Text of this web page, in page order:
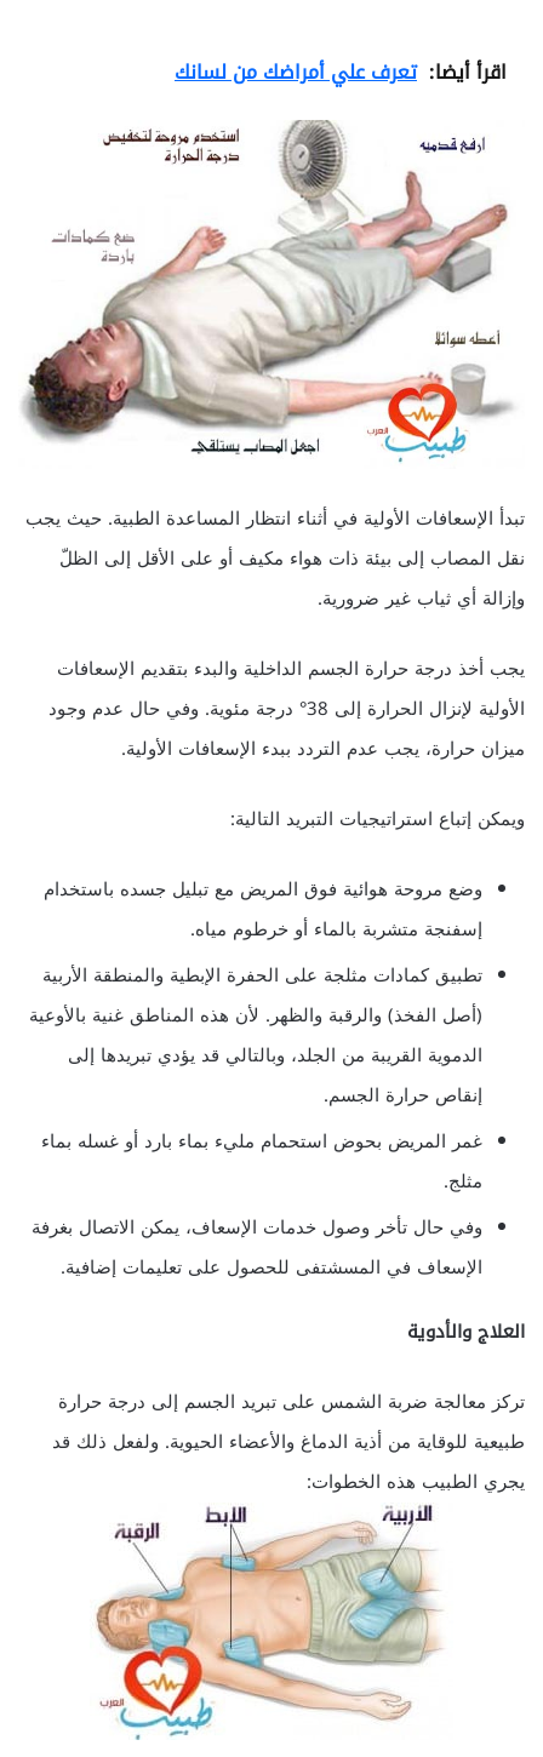
اقرأ أيضا: تعرف علي أمراضك من لسانك
تبدأ الإسعافات الأولية في أثناء انتظار المساعدة الطبية. حيث يجب
نقل المصاب إلى بيئة ذات هواء مكيف أو على الأقل إلى الظلّ
وإزالة أي ثياب غير ضرورية.
يجب أخذ درجة حرارة الجسم الداخلية والبدء بتقديم الإسعافات
الأولية لإنزال الحرارة إلى 38° درجة مئوية. وفي حال عدم وجود
ميزان حرارة، يجب عدم التردد ببدء الإسعافات الأولية.
ويمكن إتباع استراتيجيات التبريد التالية:
وضع مروحة هوائية فوق المريض مع تبليل جسده باستخدام
إسفنجة متشربة بالماء أو خرطوم مياه.
تطبيق كمادات مثلجة على الحفرة الإبطية والمنطقة الأربية
(أصل الفخذ) والرقبة والظهر. لأن هذه المناطق غنية بالأوعية
الدموية القريبة من الجلد، وبالتالي قد يؤدي تبريدها إلى
إنقاص حرارة الجسم.
غمر المريض بحوض استحمام مليء بماء بارد أو غسله بماء
مثلج.
وفي حال تأخر وصول خدمات الإسعاف، يمكن الاتصال بغرفة
الإسعاف في المسشتفى للحصول على تعليمات إضافية.
العلاج والأدوية
تركز معالجة ضربة الشمس على تبريد الجسم إلى درجة حرارة
طبيعية للوقاية من أذية الدماغ والأعضاء الحيوية. ولفعل ذلك قد
يجري الطبيب هذه الخطوات: